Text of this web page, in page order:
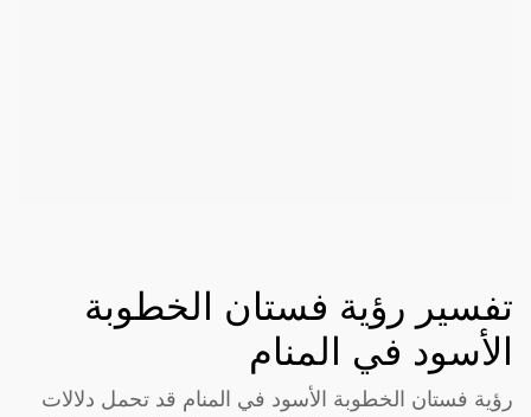
تفسير رؤية فستان الخطوبة
الأسود في المنام
رؤية فستان الخطوبة الأسود في المنام قد تحمل دلالات